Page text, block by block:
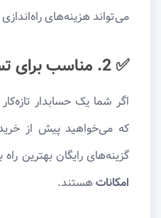
می‌تواند هزینه‌های
✅ 2. مناسب برای تست و یادگیری
اگر شما یک حسابدار
که می‌خواهید پیش از
گزینه‌های رایگان بهترین
امکانات هستند.